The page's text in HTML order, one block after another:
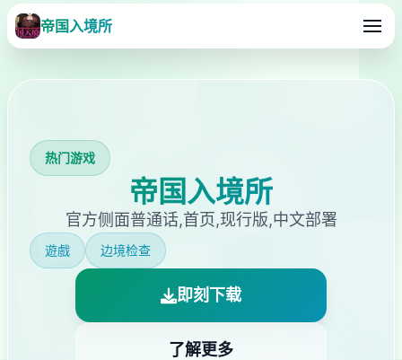
帝国入境所
热门游戏
帝国入境所
官方侧面普通话,首页,现行版,中文部署
遊戲 边境检查
即刻下载
了解更多